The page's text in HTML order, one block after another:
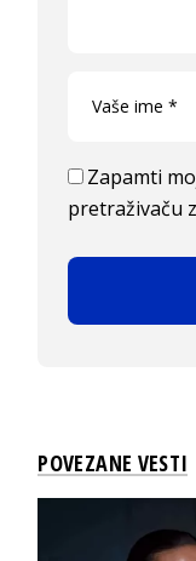
Zapamti
pretraživaču
POVEZANE VESTI